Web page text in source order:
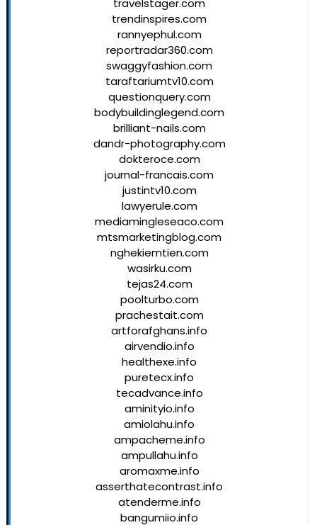
travelstager.com
trendinspires.com
rannyephul.com
reportradar360.com
swaggyfashion.com
taraftariumtv10.com
questionquery.com
bodybuildinglegend.com
brilliant-nails.com
dandr-photography.com
dokteroce.com
journal-francais.com
justintv10.com
lawyerule.com
mediamingleseaco.com
mtsmarketingblog.com
nghekiemtien.com
wasirku.com
tejas24.com
poolturbo.com
prachestait.com
artforafghans.info
airvendio.info
healthexe.info
puretecx.info
tecadvance.info
aminityio.info
amiolahu.info
ampacheme.info
ampullahu.info
aromaxme.info
asserthatecontrast.info
atenderme.info
bangumiio.info